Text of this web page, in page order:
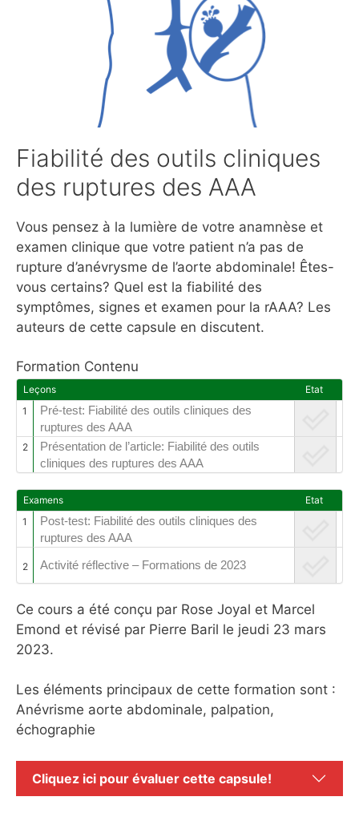
Fiabilité des outils cliniques
des ruptures des AAA
Vous pensez à la lumière de votre anamnèse et
examen clinique que votre patient n’a pas de
rupture d’anévrysme de l’aorte abdominale! Êtes-
vous certains? Quel est la fiabilité des
symptômes, signes et examen pour la rAAA? Les
auteurs de cette capsule en discutent.
Formation Contenu
Leçons
Etat
1
Pré-test: Fiabilité des outils cliniques des
ruptures des AAA
2
Présentation de l’article: Fiabilité des outils
cliniques des ruptures des AAA
Examens
Etat
1
Post-test: Fiabilité des outils cliniques des
ruptures des AAA
2 Activité réflective – Formations de 2023
Ce cours a été conçu par Rose Joyal et Marcel
Emond et révisé par Pierre Baril le jeudi 23 mars
2023.
Les éléments principaux de cette formation sont :
Anévrisme aorte abdominale, palpation,
échographie
Cliquez ici pour évaluer cette capsule!